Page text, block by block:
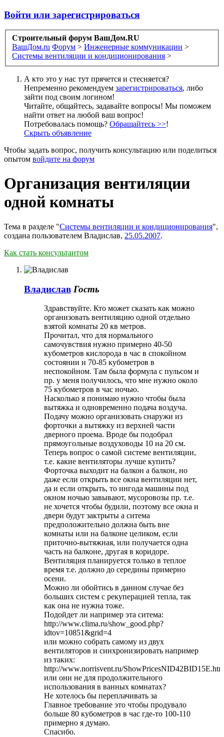
Войти или зарегистрироваться
Строительный форум ВашДом.RU
ВашДом.ru Форум > Инженерные коммуникации >
Системы вентиляции и кондиционирования >
А кто это у нас тут прячется и стесняется?
Непременно рекомендуем зарегистрироваться, либо
зайти под своим логином!
Читайте, общайтесь, задавайте вопросы! Мы поможем
найти ответ на любой ваш вопрос!
Потребовалась помощь? Обращайтесь >>!
Скрыть объявление
Чтобы задать вопрос, получить консультацию или поделиться
опытом войдите на форум
Организация вентиляции
одной комнаты
Тема в разделе "Системы вентиляции и кондиционирования",
создана пользователем Владислав, 25.05.2007.
Как стать консультантом
Владислав Гость
Здравствуйте. Кто может сказать как можно
организовать вентиляцию одной отдельно
взятой комнаты 20 кв метров.
Прочитал, что для нормального
самочувствия нужно примерно 40-50
кубометров кислорода в час в спокойном
состоянии и 70-85 кубометров в
неспокойном. Там была формула с пульсом и
пр. у меня получилось, что мне нужно около
75 кубометров в час ночью.
Насколько я понимаю нужно чтобы была
вытяжка и одновременно подача воздуча.
Подачу можно организовать снаружи из
форточки а вытяжку из верхней части
дверного проема. Вроде бы подобрал
прямоугольные воздуховоды 10 на 20 см.
Теперь вопрос о самой системе вентиляции,
т.е. какие вентиляторы лучше купить?
Форточка выходит на балкон а балкон, но
даже если открыть все окна вентиляции нет,
да и если открыть, то ингода машины под
окном ночью завывают, мусоровозы пр. т.е.
не хочется чтобы будили, поэтому все окна и
двери будут зактрыты а ситема
предположительно должна быть вне
комнаты или на балконе целиком, если
приточно-вытяжная, или получается одна
часть на балконе, другая в коридоре.
Вентиляция планируется только в теплое
время т.е. должно до середины примерно
осени.
Можно ли обойтись в данном случае без
больших систем с рекуперацией тепла, так
как она не нужна тоже.
Подойдет ли например эта ситема:
http://www.clima.ru/show_good.php?
idtov=10851&grid=4
или можно собрать самому из двух
вентиляторов и синхронизировать например
из таких:
http://www.norrisvent.ru/
или они не для продолжительного
использования в ванных комнатах?
Не хотелось бы переплачивать за
Главное требование это чтобы продувало
больше 80 кубометров в час где-то 100-110
примерно я думаю.
Спасибо.